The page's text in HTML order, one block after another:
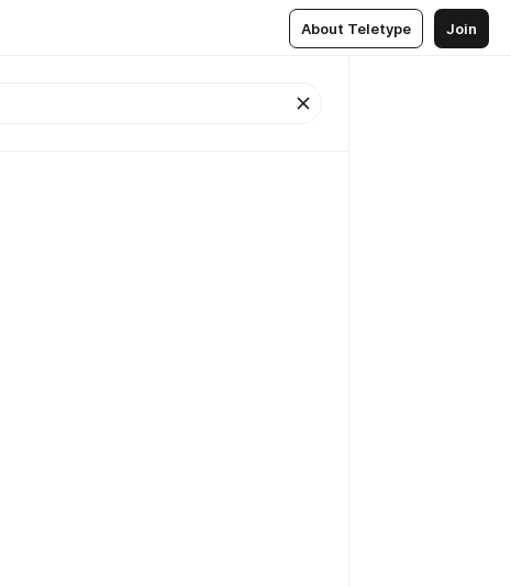
About Teletype Join